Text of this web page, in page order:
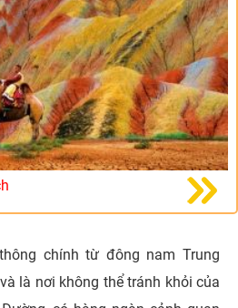
chính từ đông nam Trung
là nơi không thể tránh khỏi của